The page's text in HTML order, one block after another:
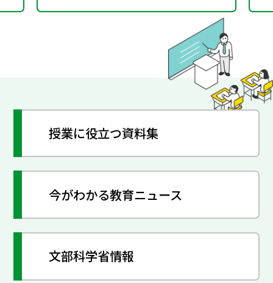
授業に役立つ資料集
今がわかる教育ニュース
文部科学省情報